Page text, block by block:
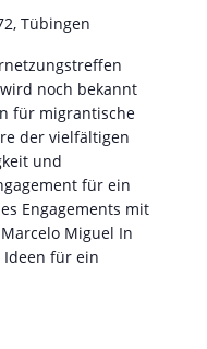
Tübingen
noch bekannt
für migrantische
der vielfältigen
und
für ein
Engagements mit
Miguel In
für ein